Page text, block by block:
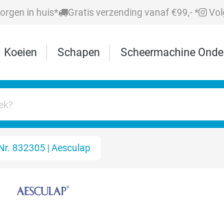
in huis* Gratis verzending vanaf €99,- *
Koeien Schapen Scheermachine
832305 | Aesculap